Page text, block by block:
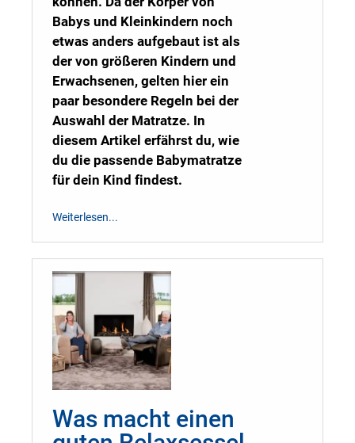
Babys und Kleinkindern noch
etwas anders aufgebaut ist als
der von größeren Kindern und
Erwachsenen, gelten hier ein
paar besondere Regeln bei der
Auswahl der Matratze. In
diesem Artikel erfährst du, wie
du die passende Babymatratze
für dein Kind findest.
Weiterlesen...
Was macht einen